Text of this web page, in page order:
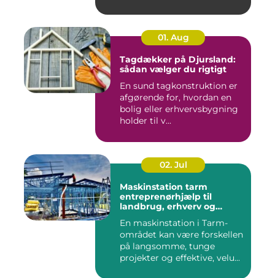
01. Aug
Tagdækker på Djursland:
sådan vælger du rigtigt
En sund tagkonstruktion er
afgørende for, hvordan en
bolig eller erhvervsbygning
holder til v...
02. Jul
Maskinstation tarm
entreprenørhjælp til
landbrug, erhverv og
En maskinstation i Tarm-
området kan være forskellen
på langsomme, tunge
projekter og effektive, velu...